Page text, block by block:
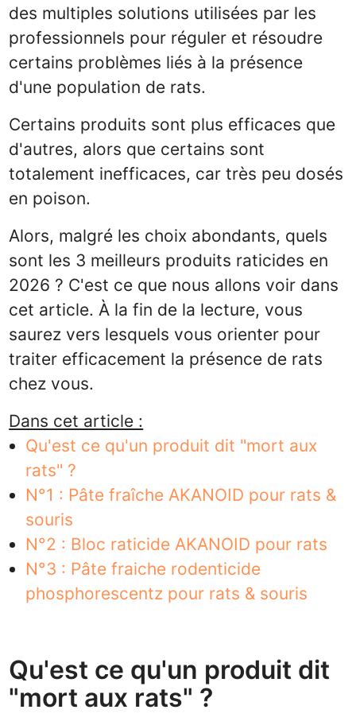
des multiples solutions utilisées par les
professionnels pour réguler et résoudre
certains problèmes liés à la présence
d'une population de rats.
Certains produits sont plus efficaces que
d'autres, alors que certains sont
totalement inefficaces, car très peu dosés
en poison.
Alors, malgré les choix abondants, quels
sont les 3 meilleurs produits raticides en
2026 ? C'est ce que nous allons voir dans
cet article. À la fin de la lecture, vous
saurez vers lesquels vous orienter pour
traiter efficacement la présence de rats
chez vous.
Dans cet article :
Qu'est ce qu'un produit dit "mort aux
rats" ?
N°1 : Pâte fraîche AKANOID pour rats &
souris
N°2 : Bloc raticide AKANOID pour rats
N°3 : Pâte fraiche rodenticide
phosphorescentz pour rats & souris
Qu'est ce qu'un produit dit
"mort aux rats" ?